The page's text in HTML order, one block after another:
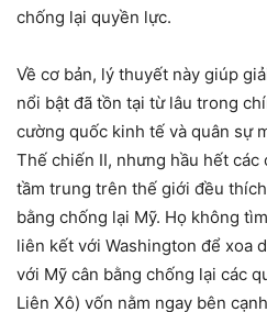
chống lại quyền lực.
Về cơ bản, lý thuyết này giúp
nổi bật đã tồn tại từ lâu trong
cường quốc kinh tế và quân sự
Thế chiến II, nhưng hầu hết các
tầm trung trên thế giới đều
bằng chống lại Mỹ. Họ không
liên kết với Washington để xoa
với Mỹ cân bằng chống lại các
Liên Xô) vốn nằm ngay bên